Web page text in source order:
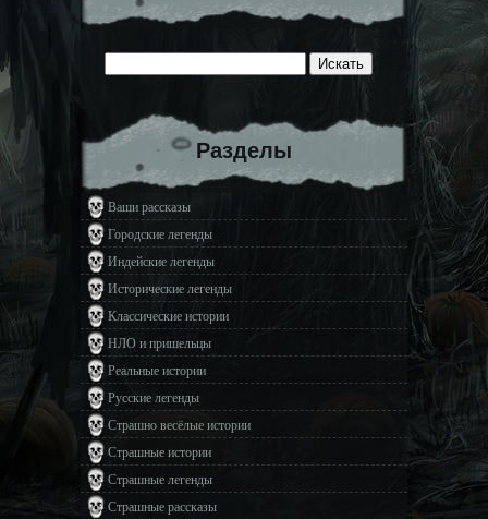
Разделы
Ваши рассказы
Городские легенды
Индейские легенды
Исторические легенды
Классические истории
НЛО и пришельцы
Реальные истории
Русские легенды
Страшно весёлые истории
Страшные истории
Страшные легенды
Страшные рассказы